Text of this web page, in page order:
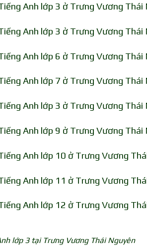
Anh lớp 3 ở Trưng Vương Thái
Anh lớp 3 ở Trưng Vương Thái
Anh lớp 6 ở Trưng Vương Thái
Anh lớp 7 ở Trưng Vương Thái
Anh lớp 3 ở Trưng Vương Thái
Anh lớp 9 ở Trưng Vương Thái
Anh lớp 10 ở Trưng Vương
Anh lớp 11 ở Trưng Vương
Anh lớp 12 ở Trưng Vương
lớp 3 tại Trưng Vương Thái Nguyên